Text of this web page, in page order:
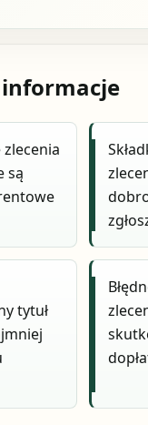
są
tytuł